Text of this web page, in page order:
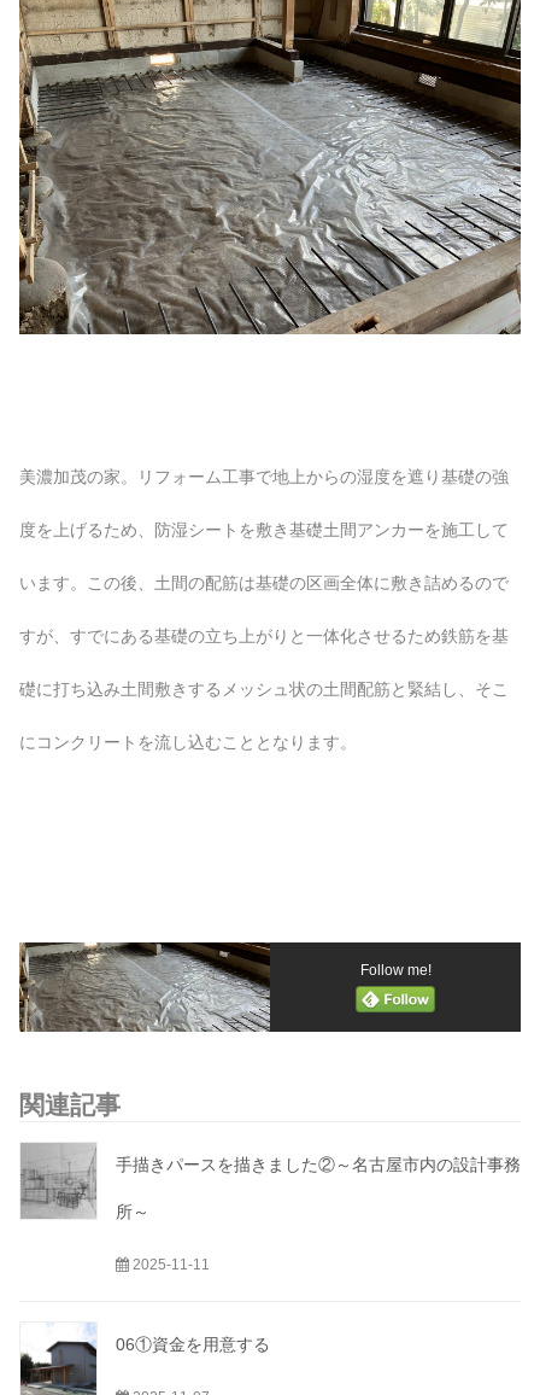
美濃加茂の家。リフォーム工事で地上からの湿度を遮り基礎の強
度を上げるため、防湿シートを敷き基礎土間アンカーを施工して
います。この後、土間の配筋は基礎の区画全体に敷き詰めるので
すが、すでにある基礎の立ち上がりと一体化させるため鉄筋を基
礎に打ち込み土間敷きするメッシュ状の土間配筋と緊結し、そこ
にコンクリートを流し込むこととなります。
Follow me!
関連記事
手描きパースを描きました②～名古屋市内の設計事務
所～
2025-11-11
06①資金を用意する